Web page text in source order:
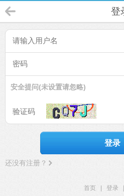
登
安全提问(未设置请忽略)
登录
还没有注册？
首页 登录